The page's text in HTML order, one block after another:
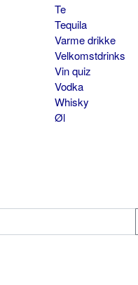
Te
Tequila
Varme drikke
Velkomstdrinks
Vin quiz
Vodka
Whisky
Øl